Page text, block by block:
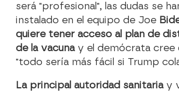
será "profesional", las dudas se
instalado en el equipo de Joe
quiere tener acceso al plan de
de la vacunay el demócrata cree
"todo sería más fácil si Trump
La principal autoridad sanitaria y